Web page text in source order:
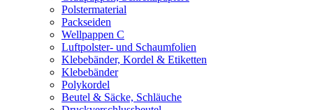
Polstermaterial
Packseiden
Wellpappen C
Luftpolster- und Schaumfolien
Klebebänder, Kordel & Etiketten
Klebebänder
Polykordel
Beutel & Säcke, Schläuche